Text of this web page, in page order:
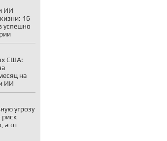
ИИ
16
успешно
США:
на
ИИ
угрозу
риск
а от